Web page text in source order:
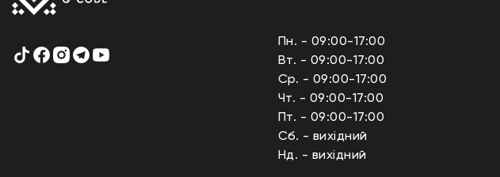
Пн. - 09:00-17:00
Вт. - 09:00-17:00
Ср. - 09:00-17:00
Чт. - 09:00-17:00
Пт. - 09:00-17:00
Сб. - вихідний
Нд. - вихідний